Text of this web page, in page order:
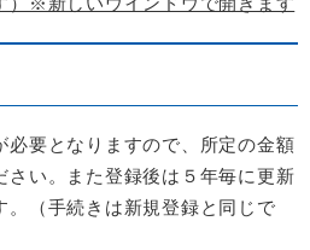
必要となりますので、所定の金額
さい。また登録後は５年毎に更新
。（手続きは新規登録と同じで